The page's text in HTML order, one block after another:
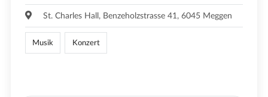
St. Charles Hall, Benzeholzstrasse 41, 6045 Meggen
Musik Konzert